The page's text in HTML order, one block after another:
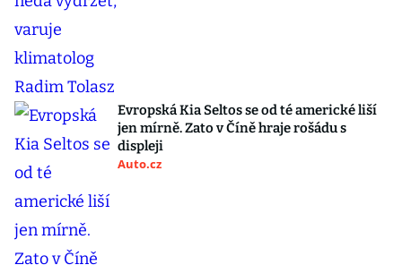
Evropská Kia Seltos se od té americké liší
jen mírně. Zato v Číně hraje rošádu s
displeji
Auto.cz